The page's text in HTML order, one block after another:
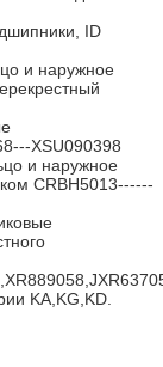
ID
и наружное
XSU090398
и наружное
CRBH5013------
KA,KG,KD.